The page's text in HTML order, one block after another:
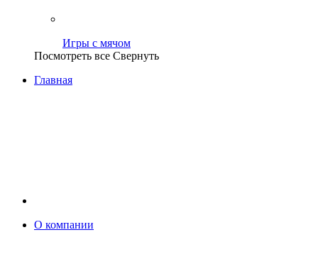
Игры с мячом
Посмотреть все Свернуть
Главная
О компании